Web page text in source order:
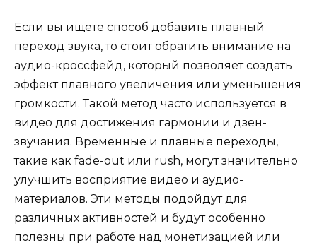
Если вы ищете способ добавить плавный
переход звука, то стоит обратить внимание на
аудио-кроссфейд, который позволяет создать
эффект плавного увеличения или уменьшения
громкости. Такой метод часто используется в
видео для достижения гармонии и дзен-
звучания. Временные и плавные переходы,
такие как fade-out или rush, могут значительно
улучшить восприятие видео и аудио-
материалов. Эти методы подойдут для
различных активностей и будут особенно
полезны при работе над монетизацией или